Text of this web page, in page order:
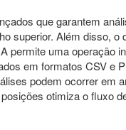
que garantem
Além disso,
uma operação
em formatos CSV e
podem ocorrer em
otimiza o fluxo